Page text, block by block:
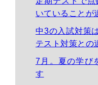
いていることが
中3の入試対策
テスト対策との
7月。夏の学び
す